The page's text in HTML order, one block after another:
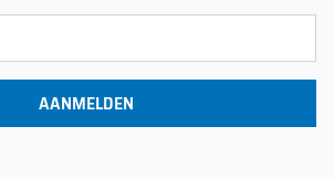
AANMELDEN